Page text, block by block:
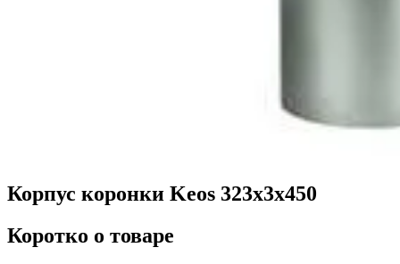
Корпус коронки Keos 323x3x450
Коротко о товаре